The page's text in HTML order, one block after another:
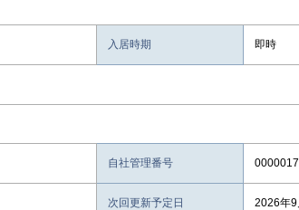
入居時期 即時
自社管理番号
次回更新予定日 2026年